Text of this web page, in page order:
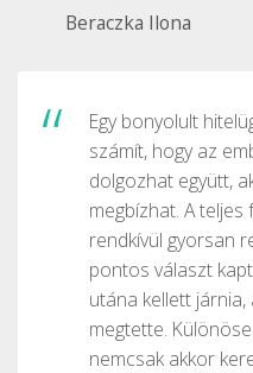
Beraczka Ilona
Egy bonyolult
számít, hogy az
dolgozhat együtt,
megbízhat. A
rendkívül gyorsan
pontos választ
utána kellett
megtette.
nemcsak akkor